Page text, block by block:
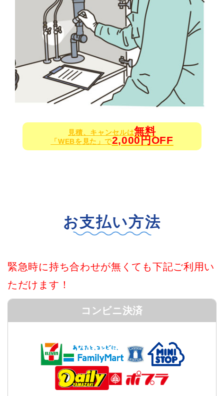
見積、キャンセルは無料
「WEBを見た」で2,000円OFF
お支払い方法
緊急時に持ち合わせが無くても下記ご利用い
ただけます！
コンビニ決済